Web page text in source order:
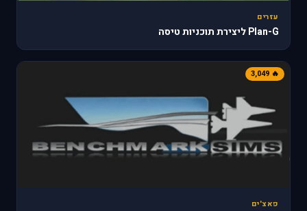
עזרים
Plan-G ליצירת תוכניות טיסה
🔥 3,049
פאצ'ים